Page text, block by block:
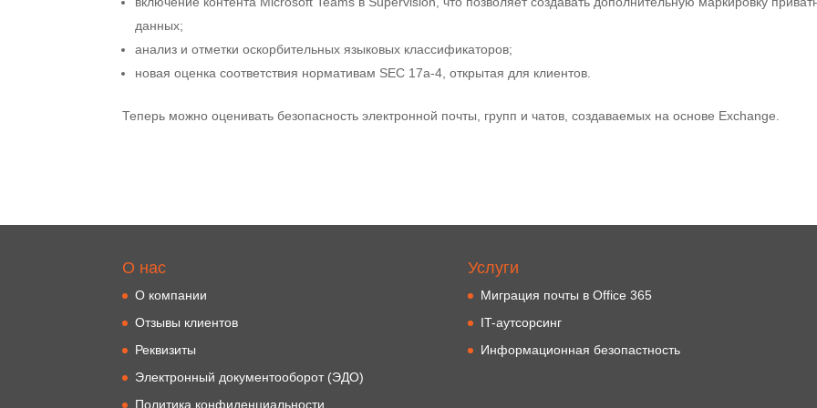
данных;
анализ и отметки оскорбительных языковых классификаторов;
новая оценка соответствия нормативам SEC 17a-4, открытая для клиентов.
Теперь можно оценивать безопасность электронной почты, групп и чатов, создаваемых на основе Exchange.
О нас
О компании
Отзывы клиентов
Реквизиты
Электронный документооборот (ЭДО)
Политика конфиденциальности
Услуги
Миграция почты в Office 365
IT-аутсорсинг
Информационная безопастность